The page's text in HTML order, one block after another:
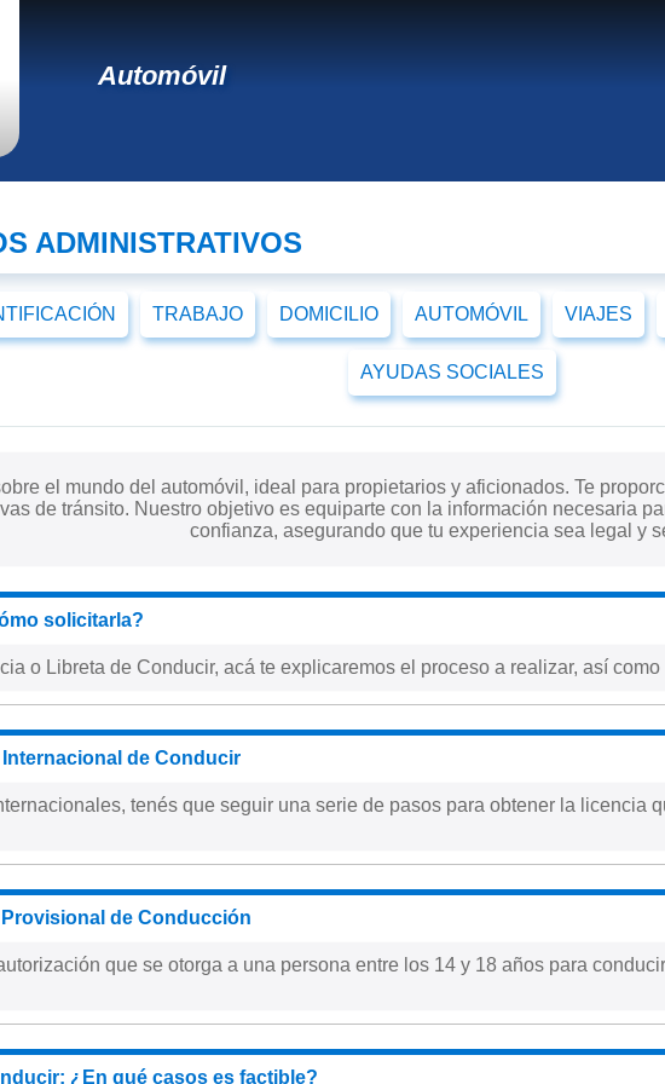
Automóvil
ADMINISTRATIVOS
TRABAJO DOMICILIO AUTOMÓVIL VIAJES
AYUDAS SOCIALES
el mundo del automóvil, ideal para propietarios y aficionados. Te
de tránsito. Nuestro objetivo es equiparte con la información necesaria
confianza, asegurando que tu experiencia sea legal y
solicitarla?
o Libreta de Conducir, acá te explicaremos el proceso a realizar, así
de Conducir
tenés que seguir una serie de pasos para obtener la licencia
de Conducción
que se otorga a una persona entre los 14 y 18 años para
¿En qué casos es factible?